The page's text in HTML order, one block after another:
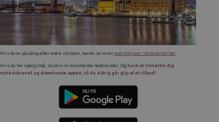
Hvis du er på udkig efter andre storbyer, kan du se voresoversigt over storbyferier her.
Hvis du har spørgsmål, så skriv en kommentar nedenunder. Og husk at tilmelde dig
nyhedsbrevet og downloade appen, så du aldrig går glip af et tilbud!